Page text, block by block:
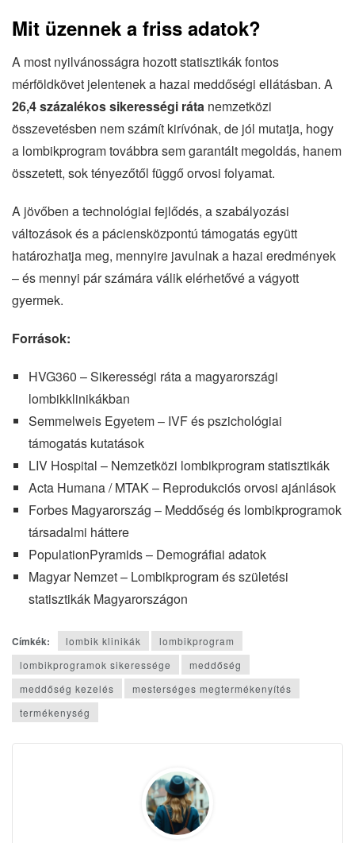
Mit üzennek a friss adatok?
A most nyilvánosságra hozott statisztikák fontos
mérföldkövet jelentenek a hazai meddőségi ellátásban. A
26,4 százalékos sikerességi ráta nemzetközi
összevetésben nem számít kirívónak, de jól mutatja, hogy
a lombikprogram továbbra sem garantált megoldás, hanem
összetett, sok tényezőtől függő orvosi folyamat.
A jövőben a technológiai fejlődés, a szabályozási
változások és a páciensközpontú támogatás együtt
határozhatja meg, mennyire javulnak a hazai eredmények
– és mennyi pár számára válik elérhetővé a vágyott
gyermek.
Források:
HVG360 – Sikerességi ráta a magyarországi
lombikklinikákban
Semmelweis Egyetem – IVF és pszichológiai
támogatás kutatások
LIV Hospital – Nemzetközi lombikprogram statisztikák
Acta Humana / MTAK – Reprodukciós orvosi ajánlások
Forbes Magyarország – Meddőség és lombikprogramok
társadalmi háttere
PopulationPyramids – Demográfiai adatok
Magyar Nemzet – Lombikprogram és születési
statisztikák Magyarországon
Címkék: lombik klinikák
lombikprogram
lombikprogramok sikeressége
meddőség
meddőség kezelés
mesterséges megtermékenyítés
termékenység